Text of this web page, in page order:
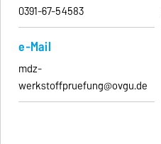
0391-67-54583
e-Mail
mdz-
werkstoffpruefung@ovgu.de